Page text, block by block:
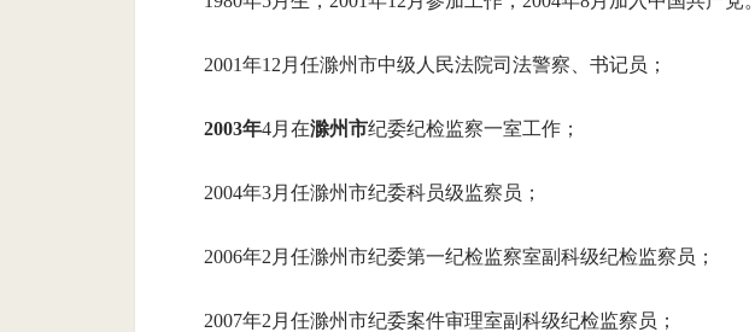
2001年12月任滁州市中级人民法院司法警察、书记员；
2003年4月在滁州市纪委纪检监察一室工作；
2004年3月任滁州市纪委科员级监察员；
2006年2月任滁州市纪委第一纪检监察室副科级纪检监察员；
2007年2月任滁州市纪委案件审理室副科级纪检监察员；